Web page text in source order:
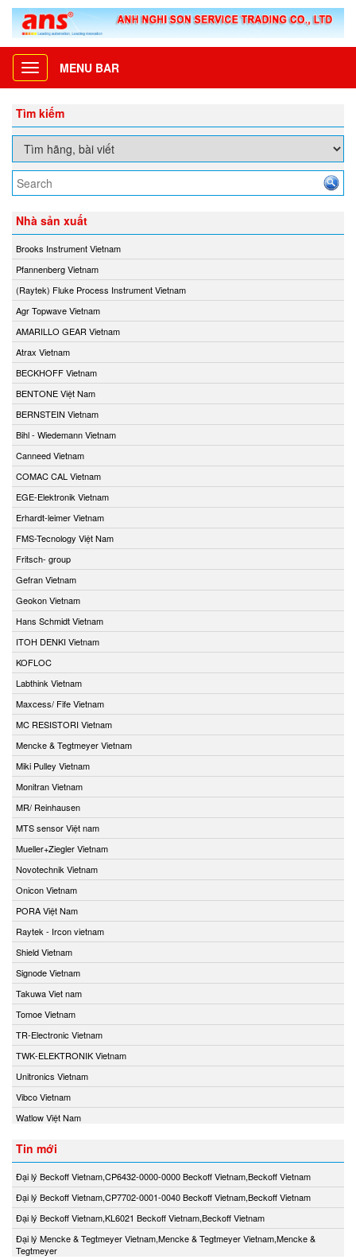
Toggle
navigation
MENU BAR
Tìm kiếm
Nhà sản xuất
Brooks Instrument Vietnam
Pfannenberg Vietnam
(Raytek) Fluke Process Instrument Vietnam
Agr Topwave Vietnam
AMARILLO GEAR Vietnam
Atrax Vietnam
BECKHOFF Vietnam
BENTONE Việt Nam
BERNSTEIN Vietnam
Bihl - Wiedemann Vietnam
Canneed Vietnam
COMAC CAL Vietnam
EGE-Elektronik Vietnam
Erhardt-leimer Vietnam
FMS-Tecnology Việt Nam
Fritsch- group
Gefran Vietnam
Geokon Vietnam
Hans Schmidt Vietnam
ITOH DENKI Vietnam
KOFLOC
Labthink Vietnam
Maxcess/ Fife Vietnam
MC RESISTORI Vietnam
Mencke & Tegtmeyer Vietnam
Miki Pulley Vietnam
Monitran Vietnam
MR/ Reinhausen
MTS sensor Việt nam
Mueller+Ziegler Vietnam
Novotechnik Vietnam
Onicon Vietnam
PORA Việt Nam
Raytek - Ircon vietnam
Shield Vietnam
Signode Vietnam
Takuwa Viet nam
Tomoe Vietnam
TR-Electronic Vietnam
TWK-ELEKTRONIK Vietnam
Unitronics Vietnam
Vibco Vietnam
Watlow Việt Nam
Tin mới
Đại lý Beckoff Vietnam,CP6432-0000-0000 Beckoff Vietnam,Beckoff Vietnam
Đại lý Beckoff Vietnam,CP7702-0001-0040 Beckoff Vietnam,Beckoff Vietnam
Đại lý Beckoff Vietnam,KL6021 Beckoff Vietnam,Beckoff Vietnam
Đại lý Mencke & Tegtmeyer Vietnam,Mencke & Tegtmeyer Vietnam,Mencke &
Tegtmeyer